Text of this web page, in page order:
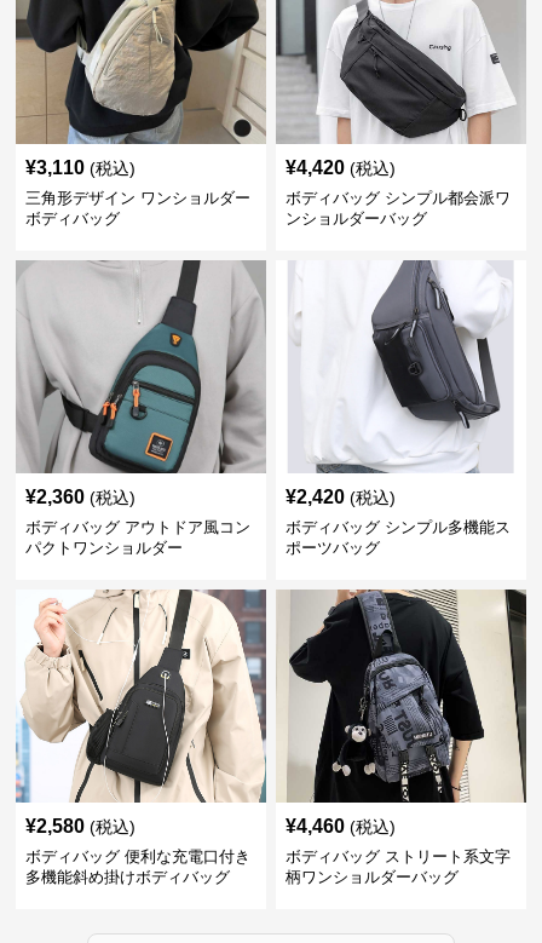
¥3,110 (税込)
三角形デザイン ワンショルダー
ボディバッグ
¥4,420 (税込)
ボディバッグ シンプル都会派ワ
ンショルダーバッグ
¥2,360 (税込)
ボディバッグ アウトドア風コン
パクトワンショルダー
¥2,420 (税込)
ボディバッグ シンプル多機能ス
ポーツバッグ
¥2,580 (税込)
ボディバッグ 便利な充電口付き
多機能斜め掛けボディバッグ
¥4,460 (税込)
ボディバッグ ストリート系文字
柄ワンショルダーバッグ